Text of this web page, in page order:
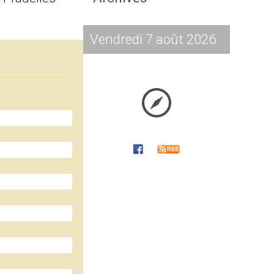
Vendredi 7 août 2026